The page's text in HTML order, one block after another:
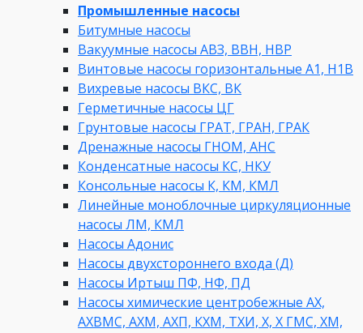
Промышленные насосы
Битумные насосы
Вакуумные насосы АВЗ, ВВН, НВР
Винтовые насосы горизонтальные А1, Н1В
Вихревые насосы ВКС, ВК
Герметичные насосы ЦГ
Грунтовые насосы ГРАТ, ГРАН, ГРАК
Дренажные насосы ГНОМ, АНС
Конденсатные насосы КС, НКУ
Консольные насосы К, КМ, КМЛ
Линейные моноблочные циркуляционные
насосы ЛМ, КМЛ
Насосы Адонис
Насосы двухстороннего входа (Д)
Насосы Иртыш ПФ, НФ, ПД
Насосы химические центробежные АХ,
АХВМС, АХМ, АХП, КХМ, ТХИ, Х, Х ГМС, ХМ,